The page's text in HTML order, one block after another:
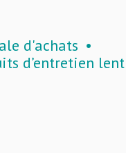
d'achats
d’entretien